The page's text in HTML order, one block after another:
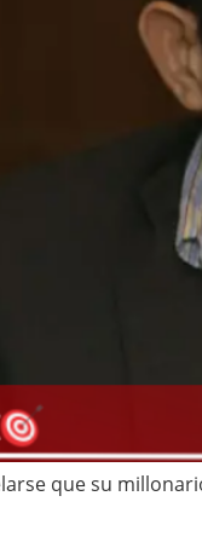
que su